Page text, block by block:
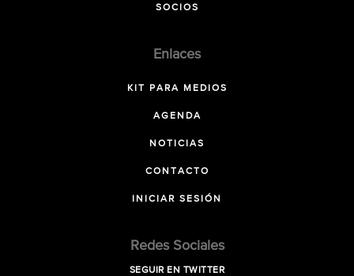
SOCIOS
Enlaces
KIT PARA MEDIOS
AGENDA
NOTICIAS
CONTACTO
INICIAR SESIÓN
Redes Sociales
SEGUIR EN TWITTER